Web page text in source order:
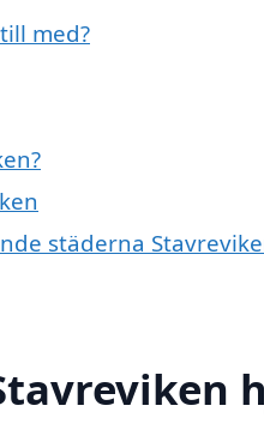
med?
städerna